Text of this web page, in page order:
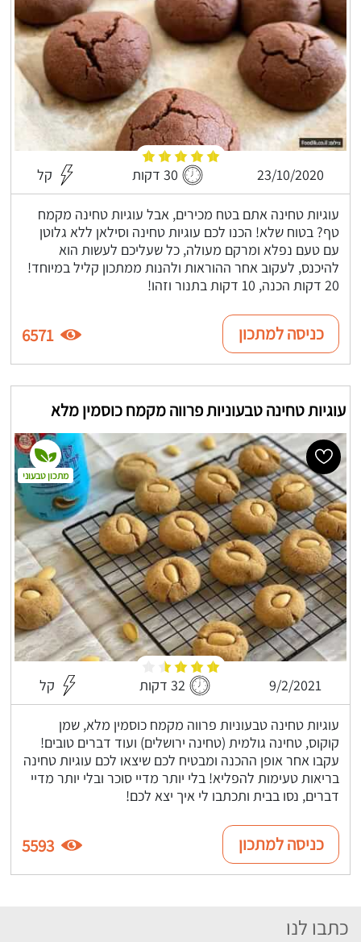
23/10/2020 30 דקות קל
עוגיות טחינה אתם בטח מכירים, אבל עוגיות טחינה מקמח
טף? בטוח שלא! הכנו לכם עוגיות טחינה וסילאן ללא גלוטן
עם טעם נפלא ומרקם מעולה, כל שעליכם לעשות הוא
להיכנס, לעקוב אחר ההוראות ולהנות ממתכון קליל במיוחד!
20 דקות הכנה, 10 דקות בתנור וזהו!
כניסה למתכון 6571
עוגיות טחינה טבעוניות פרווה מקמח כוסמין מלא
9/2/2021 32 דקות קל
עוגיות טחינה טבעוניות פרווה מקמח כוסמין מלא, שמן
קוקוס, טחינה גולמית (טחינה ירושלים) ועוד דברים טובים!
עקבו אחר אופן ההכנה ומבטיח לכם שיצאו לכם עוגיות טחינה
בריאות טעימות להפליא! בלי יותר מדיי סוכר ובלי יותר מדיי
דברים, נסו בבית ותכתבו לי איך יצא לכם!
מתכון טבעוני
כניסה למתכון 5593
כתבו לנו